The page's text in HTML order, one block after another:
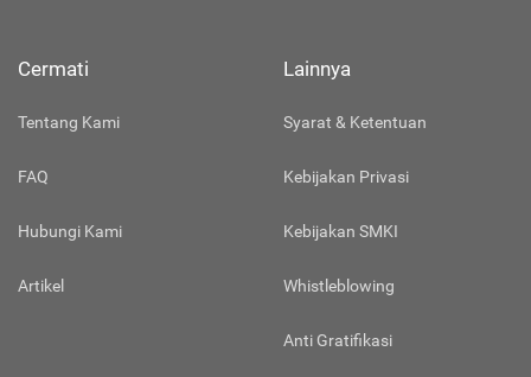
Cermati
Tentang Kami
FAQ
Hubungi Kami
Artikel
Lainnya
Syarat & Ketentuan
Kebijakan Privasi
Kebijakan SMKI
Whistleblowing
Anti Gratifikasi